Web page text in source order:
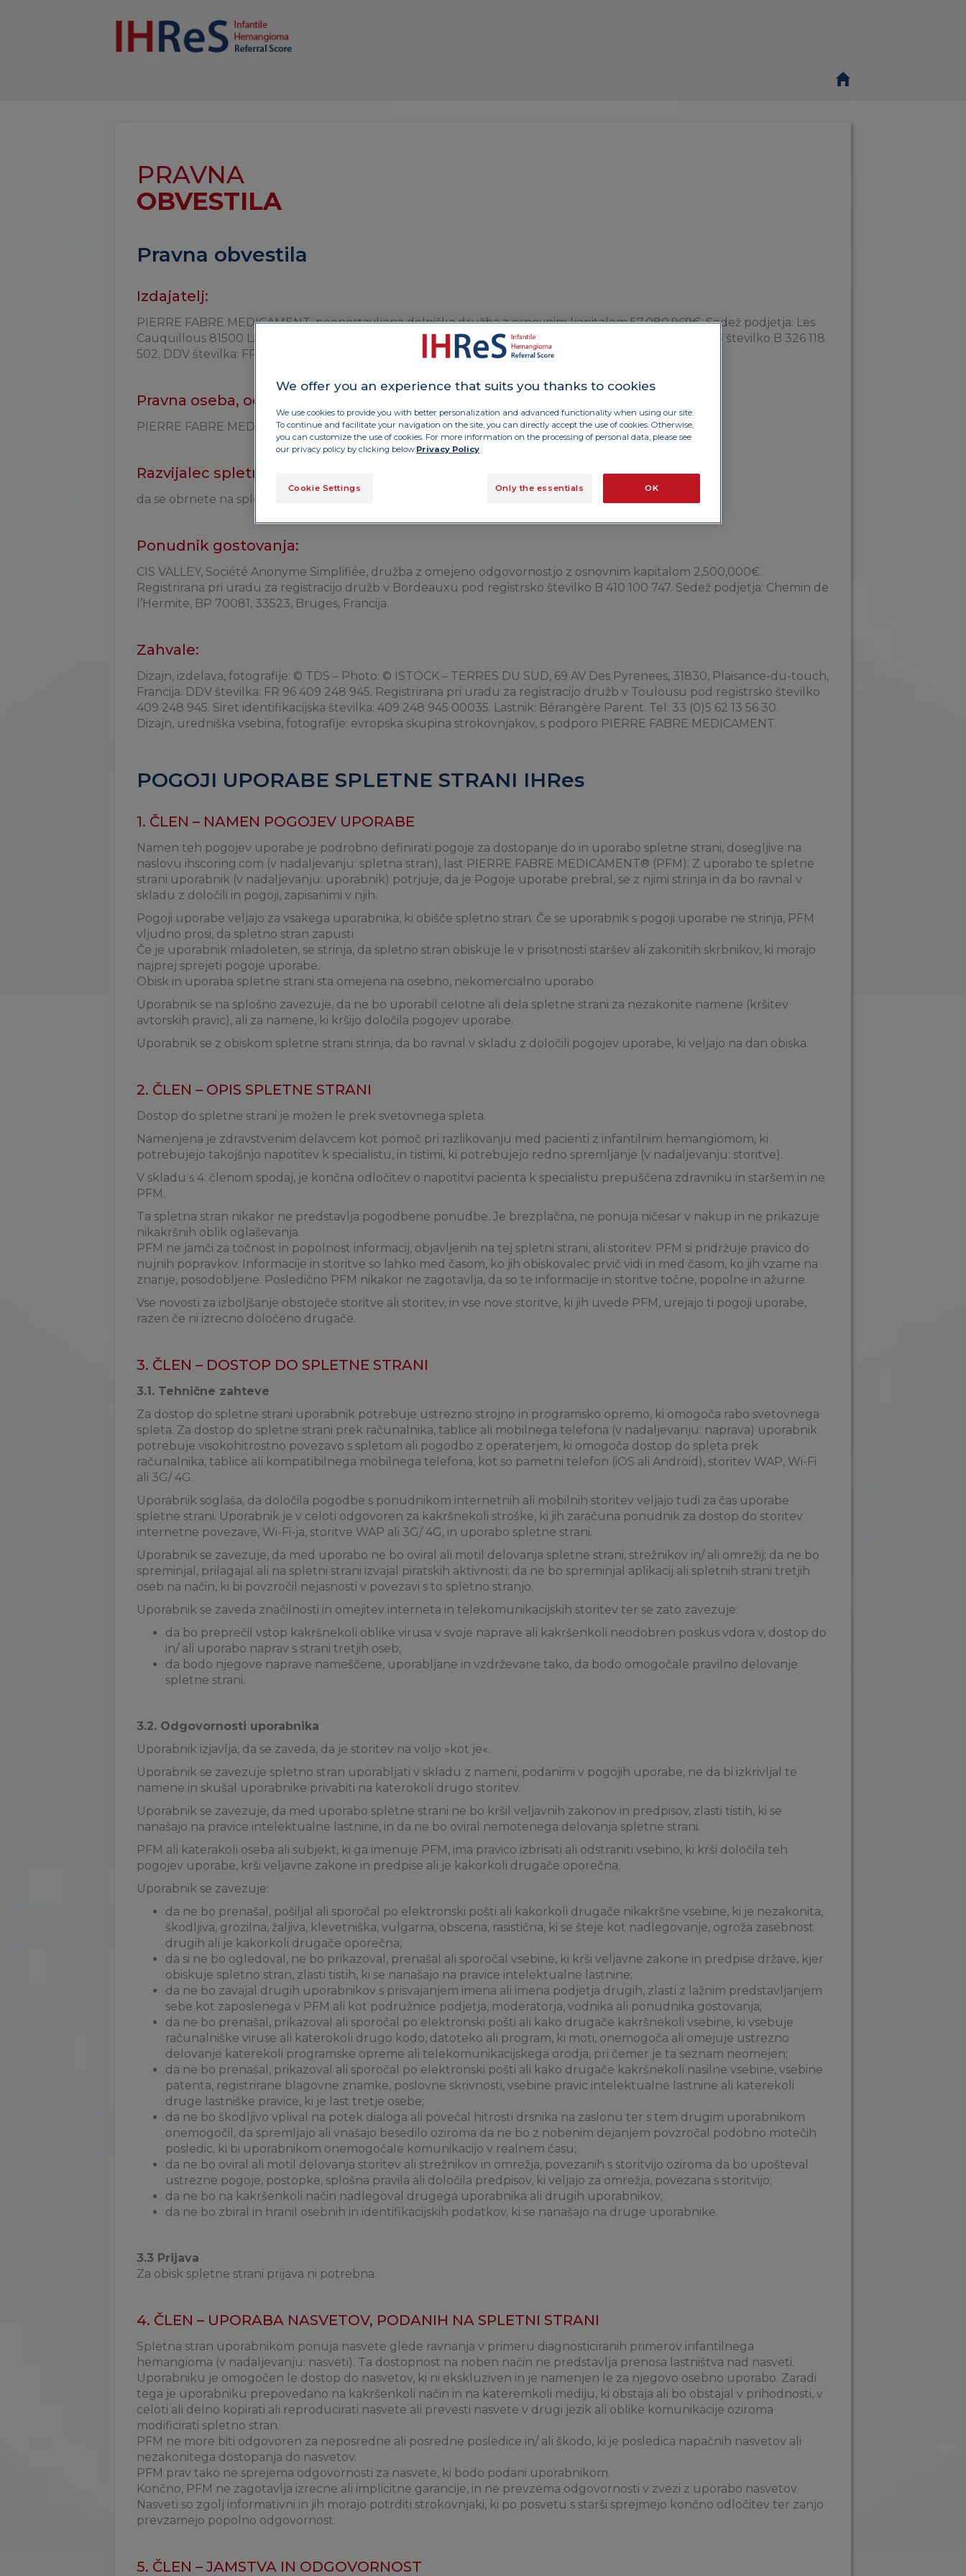
PRAVNA
OBVESTILA
Pravna obvestila
Izdajatelj:
PIERRE FABRE MEDICAMENT, poenostavljena delniška družba z osnovnim kapitalom 57.080.969€. Sedež podjetja: Les
Cauquillous 81500 Lavaur, Francija. Registrirana pri uradu za registracijo družb v Castres pod registrsko številko B 326 118
502. DDV številka: FR35326118502 – Tel: 33 (0)5 63 58 88 00.
Pravna oseba, odgovorna za spletno stran:
PIERRE FABRE MEDICAMENT
Razvijalec spletne strani:
da se obrnete na spletnega skrbnika, kliknite TUKAJ: tds@wanadoo.fr
Ponudnik gostovanja:
CIS VALLEY, Société Anonyme Simplifiée, družba z omejeno odgovornostjo z osnovnim kapitalom 2,500,000€.
Registrirana pri uradu za registracijo družb v Bordeauxu pod registrsko številko B 410 100 747. Sedež podjetja: Chemin de
l’Hermite, BP 70081, 33523, Bruges, Francija.
Zahvale:
Dizajn, izdelava, fotografije: © TDS – Photo: © ISTOCK – TERRES DU SUD, 69 AV Des Pyrenees, 31830, Plaisance-du-touch,
Francija. DDV številka: FR 96 409 248 945. Registrirana pri uradu za registracijo družb v Toulousu pod registrsko številko
409 248 945. Siret identifikacijska številka: 409 248 945 00035. Lastnik: Bérangère Parent. Tel: 33 (0)5 62 13 56 30.
Dizajn, uredniška vsebina, fotografije: evropska skupina strokovnjakov, s podporo PIERRE FABRE MEDICAMENT.
POGOJI UPORABE SPLETNE STRANI IHRes
1. ČLEN – NAMEN POGOJEV UPORABE
Namen teh pogojev uporabe je podrobno definirati pogoje za dostopanje do in uporabo spletne strani, dosegljive na
naslovu ihscoring.com (v nadaljevanju: spletna stran), last PIERRE FABRE MEDICAMENT® (PFM). Z uporabo te spletne
strani uporabnik (v nadaljevanju: uporabnik) potrjuje, da je Pogoje uporabe prebral, se z njimi strinja in da bo ravnal v
skladu z določili in pogoji, zapisanimi v njih.
Pogoji uporabe veljajo za vsakega uporabnika, ki obišče spletno stran. Če se uporabnik s pogoji uporabe ne strinja, PFM
vljudno prosi, da spletno stran zapusti.
Če je uporabnik mladoleten, se strinja, da spletno stran obiskuje le v prisotnosti staršev ali zakonitih skrbnikov, ki morajo
najprej sprejeti pogoje uporabe.
Obisk in uporaba spletne strani sta omejena na osebno, nekomercialno uporabo.
Uporabnik se na splošno zavezuje, da ne bo uporabil celotne ali dela spletne strani za nezakonite namene (kršitev
avtorskih pravic), ali za namene, ki kršijo določila pogojev uporabe.
Uporabnik se z obiskom spletne strani strinja, da bo ravnal v skladu z določili pogojev uporabe, ki veljajo na dan obiska.
2. ČLEN – OPIS SPLETNE STRANI
Dostop do spletne strani je možen le prek svetovnega spleta.
Namenjena je zdravstvenim delavcem kot pomoč pri razlikovanju med pacienti z infantilnim hemangiomom, ki
potrebujejo takojšnjo napotitev k specialistu, in tistimi, ki potrebujejo redno spremljanje (v nadaljevanju: storitve).
V skladu s 4. členom spodaj, je končna odločitev o napotitvi pacienta k specialistu prepuščena zdravniku in staršem in ne
PFM.
Ta spletna stran nikakor ne predstavlja pogodbene ponudbe. Je brezplačna, ne ponuja ničesar v nakup in ne prikazuje
nikakršnih oblik oglaševanja.
PFM ne jamči za točnost in popolnost informacij, objavljenih na tej spletni strani, ali storitev. PFM si pridržuje pravico do
nujnih popravkov. Informacije in storitve so lahko med časom, ko jih obiskovalec prvič vidi in med časom, ko jih vzame na
znanje, posodobljene. Posledično PFM nikakor ne zagotavlja, da so te informacije in storitve točne, popolne in ažurne.
Vse novosti za izboljšanje obstoječe storitve ali storitev, in vse nove storitve, ki jih uvede PFM, urejajo ti pogoji uporabe,
razen če ni izrecno določeno drugače.
3. ČLEN – DOSTOP DO SPLETNE STRANI
3.1. Tehnične zahteve
Za dostop do spletne strani uporabnik potrebuje ustrezno strojno in programsko opremo, ki omogoča rabo svetovnega
spleta. Za dostop do spletne strani prek računalnika, tablice ali mobilnega telefona (v nadaljevanju: naprava) uporabnik
potrebuje visokohitrostno povezavo s spletom ali pogodbo z operaterjem, ki omogoča dostop do spleta prek
računalnika, tablice ali kompatibilnega mobilnega telefona, kot so pametni telefon (iOS ali Android), storitev WAP, Wi-Fi
ali 3G/ 4G.
Uporabnik soglaša, da določila pogodbe s ponudnikom internetnih ali mobilnih storitev veljajo tudi za čas uporabe
spletne strani. Uporabnik je v celoti odgovoren za kakršnekoli stroške, ki jih zaračuna ponudnik za dostop do storitev
internetne povezave, Wi-Fi-ja, storitve WAP ali 3G/ 4G, in uporabo spletne strani.
Uporabnik se zavezuje, da med uporabo ne bo oviral ali motil delovanja spletne strani, strežnikov in/ ali omrežij; da ne bo
spreminjal, prilagajal ali na spletni strani izvajal piratskih aktivnosti; da ne bo spreminjal aplikacij ali spletnih strani tretjih
oseb na način, ki bi povzročil nejasnosti v povezavi s to spletno stranjo.
Uporabnik se zaveda značilnosti in omejitev interneta in telekomunikacijskih storitev ter se zato zavezuje:
da bo preprečil vstop kakršnekoli oblike virusa v svoje naprave ali kakršenkoli neodobren poskus vdora v, dostop do
in/ ali uporabo naprav s strani tretjih oseb;
da bodo njegove naprave nameščene, uporabljane in vzdrževane tako, da bodo omogočale pravilno delovanje
spletne strani.
3.2. Odgovornosti uporabnika
Uporabnik izjavlja, da se zaveda, da je storitev na voljo »kot je«.
Uporabnik se zavezuje spletno stran uporabljati v skladu z nameni, podanimi v pogojih uporabe, ne da bi izkrivljal te
namene in skušal uporabnike privabiti na katerokoli drugo storitev.
Uporabnik se zavezuje, da med uporabo spletne strani ne bo kršil veljavnih zakonov in predpisov, zlasti tistih, ki se
nanašajo na pravice intelektualne lastnine, in da ne bo oviral nemotenega delovanja spletne strani.
PFM ali katerakoli oseba ali subjekt, ki ga imenuje PFM, ima pravico izbrisati ali odstraniti vsebino, ki krši določila teh
pogojev uporabe, krši veljavne zakone in predpise ali je kakorkoli drugače oporečna.
Uporabnik se zavezuje:
da ne bo prenašal, pošiljal ali sporočal po elektronski pošti ali kakorkoli drugače nikakršne vsebine, ki je nezakonita,
škodljiva, grozilna, žaljiva, klevetniška, vulgarna, obscena, rasistična, ki se šteje kot nadlegovanje, ogroža zasebnost
drugih ali je kakorkoli drugače oporečna;
da si ne bo ogledoval, ne bo prikazoval, prenašal ali sporočal vsebine, ki krši veljavne zakone in predpise države, kjer
obiskuje spletno stran, zlasti tistih, ki se nanašajo na pravice intelektualne lastnine;
da ne bo zavajal drugih uporabnikov s prisvajanjem imena ali imena podjetja drugih, zlasti z lažnim predstavljanjem
sebe kot zaposlenega v PFM ali kot podružnice podjetja, moderatorja, vodnika ali ponudnika gostovanja;
da ne bo prenašal, prikazoval ali sporočal po elektronski pošti ali kako drugače kakršnekoli vsebine, ki vsebuje
računalniške viruse ali katerokoli drugo kodo, datoteko ali program, ki moti, onemogoča ali omejuje ustrezno
delovanje katerekoli programske opreme ali telekomunikacijskega orodja, pri čemer je ta seznam neomejen;
da ne bo prenašal, prikazoval ali sporočal po elektronski pošti ali kako drugače kakršnekoli nasilne vsebine, vsebine
patenta, registrirane blagovne znamke, poslovne skrivnosti, vsebine pravic intelektualne lastnine ali katerekoli
druge lastniške pravice, ki je last tretje osebe;
da ne bo škodljivo vplival na potek dialoga ali povečal hitrosti drsnika na zaslonu ter s tem drugim uporabnikom
onemogočil, da spremljajo ali vnašajo besedilo oziroma da ne bo z nobenim dejanjem povzročal podobno motečih
posledic, ki bi uporabnikom onemogočale komunikacijo v realnem času;
da ne bo oviral ali motil delovanja storitev ali strežnikov in omrežja, povezanih s storitvijo oziroma da bo upošteval
ustrezne pogoje, postopke, splošna pravila ali določila predpisov, ki veljajo za omrežja, povezana s storitvijo;
da ne bo na kakršenkoli način nadlegoval drugega uporabnika ali drugih uporabnikov;
da ne bo zbiral in hranil osebnih in identifikacijskih podatkov, ki se nanašajo na druge uporabnike.
3.3 Prijava
Za obisk spletne strani prijava ni potrebna.
4. ČLEN – UPORABA NASVETOV, PODANIH NA SPLETNI STRANI
Spletna stran uporabnikom ponuja nasvete glede ravnanja v primeru diagnosticiranih primerov infantilnega
hemangioma (v nadaljevanju: nasveti). Ta dostopnost na noben način ne predstavlja prenosa lastništva nad nasveti.
Uporabniku je omogočen le dostop do nasvetov, ki ni ekskluziven in je namenjen le za njegovo osebno uporabo. Zaradi
tega je uporabniku prepovedano na kakršenkoli način in na kateremkoli mediju, ki obstaja ali bo obstajal v prihodnosti, v
celoti ali delno kopirati ali reproducirati nasvete ali prevesti nasvete v drugi jezik ali oblike komunikacije oziroma
modificirati spletno stran.
PFM ne more biti odgovoren za neposredne ali posredne posledice in/ ali škodo, ki je posledica napačnih nasvetov ali
nezakonitega dostopanja do nasvetov.
PFM prav tako ne sprejema odgovornosti za nasvete, ki bodo podani uporabnikom.
Končno, PFM ne zagotavlja izrecne ali implicitne garancije, in ne prevzema odgovornosti v zvezi z uporabo nasvetov.
Nasveti so zgolj informativni in jih morajo potrditi strokovnjaki, ki po posvetu s starši sprejmejo končno odločitev ter zanjo
prevzamejo popolno odgovornost.
5. ČLEN – JAMSTVA IN ODGOVORNOST
We offer you an experience that suits you thanks to cookies
We use cookies to provide you with better personalization and advanced functionality when using our site.
To continue and facilitate your navigation on the site, you can directly accept the use of cookies. Otherwise,
you can customize the use of cookies. For more information on the processing of personal data, please see
our privacy policy by clicking below:Privacy Policy
Cookie Settings Only the essentials OK